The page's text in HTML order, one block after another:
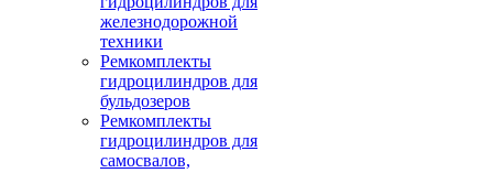
железнодорожной
техники
Ремкомплекты
гидроцилиндров для
бульдозеров
Ремкомплекты
гидроцилиндров для
самосвалов,